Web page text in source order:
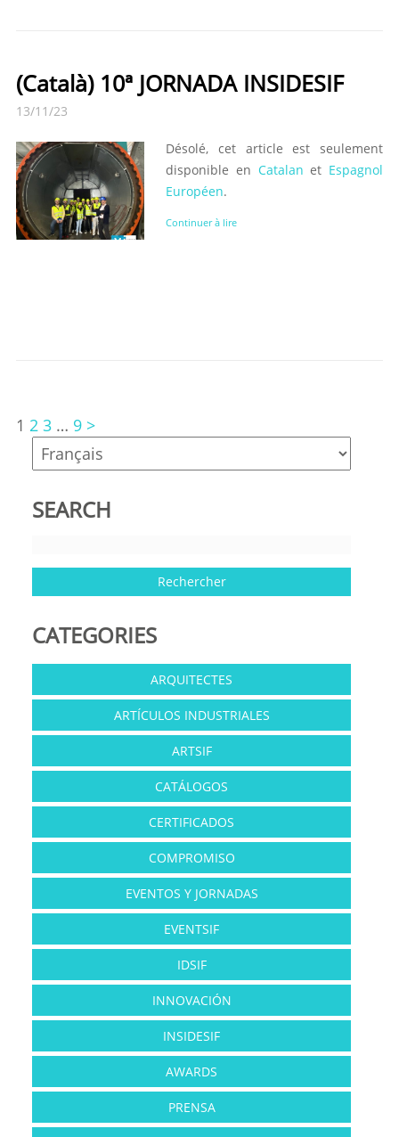
(Català) 10ª JORNADA INSIDESIF
13/11/23
Désolé, cet article est seulement
disponible en Catalan et Espagnol
Européen.
Continuer à lire
1 2 3 … 9 >
SEARCH
CATEGORIES
ARQUITECTES
ARTÍCULOS INDUSTRIALES
ARTSIF
CATÁLOGOS
CERTIFICADOS
COMPROMISO
EVENTOS Y JORNADAS
EVENTSIF
IDSIF
INNOVACIÓN
INSIDESIF
AWARDS
PRENSA